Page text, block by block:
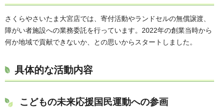
さくらやさいたま大宮店では、寄付活動やランドセルの無償譲渡、
障がい者施設への業務委託を行っています。2022年の創業当時から
何か地域で貢献できないか、との思いからスタートしました。
具体的な活動内容
こどもの未来応援国民運動への参画